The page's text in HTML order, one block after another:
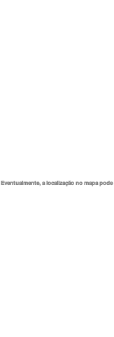
Eventualmente, a localização no mapa